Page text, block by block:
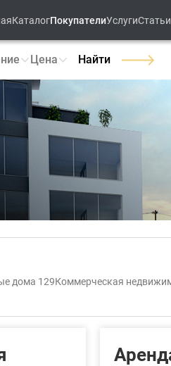
КаталогПокупателиУслугиСтатьи
Цена Найти
дома 129Коммерческая